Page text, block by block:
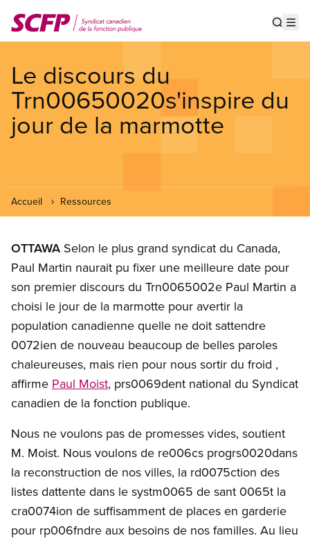
au
contenu
Le discours du
Trn00650020s'inspire du
jour de la marmotte
Accueil Ressources
OTTAWA Selon le plus grand syndicat du Canada,
Paul Martin naurait pu fixer une meilleure date pour
son premier discours du Trn0065002e Paul Martin a
choisi le jour de la marmotte pour avertir la
population canadienne quelle ne doit sattendre
0072ien de nouveau beaucoup de belles paroles
chaleureuses, mais rien pour nous sortir du froid ,
affirme Paul Moist, prs0069dent national du Syndicat
canadien de la fonction publique.
Nous ne voulons pas de promesses vides, soutient
M. Moist. Nous voulons de re006cs progrs0020dans
la reconstruction de nos villes, la rd0075ction des
listes dattente dans le systm0065 de sant 0065t la
cra0074ion de suffisamment de places en garderie
pour rp006fndre aux besoins de nos familles. Au lieu